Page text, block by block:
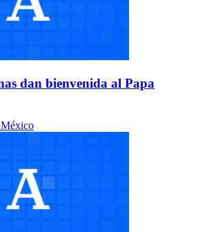
dan bienvenida al Papa
México